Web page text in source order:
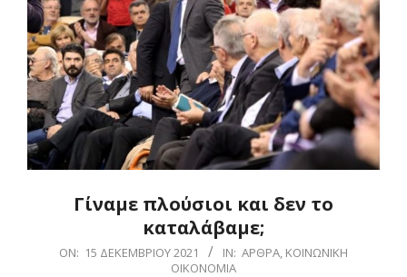
Γίναμε πλούσιοι και δεν το
καταλάβαμε;
2021-ON: 15 ΔΕΚΕΜΒΡΊΟΥ 2021 IN: ΆΡΘΡΑ, ΚΟΙΝΩΝΙΚΉ
ΟΙΚΟΝΟΜΊΑ